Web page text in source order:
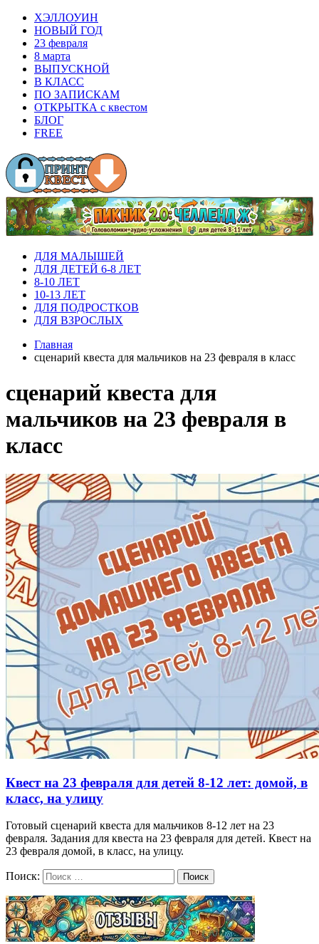
ХЭЛЛОУИН
НОВЫЙ ГОД
23 февраля
8 марта
ВЫПУСКНОЙ
В КЛАСС
ПО ЗАПИСКАМ
ОТКРЫТКА с квестом
БЛОГ
FREE
ДЛЯ МАЛЫШЕЙ
ДЛЯ ДЕТЕЙ 6-8 ЛЕТ
8-10 ЛЕТ
10-13 ЛЕТ
ДЛЯ ПОДРОСТКОВ
ДЛЯ ВЗРОСЛЫХ
Главная
сценарий квеста для мальчиков на 23 февраля в класс
сценарий квеста для
мальчиков на 23 февраля в
класс
Квест на 23 февраля для детей 8-12 лет: домой, в
класс, на улицу
Готовый сценарий квеста для мальчиков 8-12 лет на 23
февраля. Задания для квеста на 23 февраля для детей. Квест на
23 февраля домой, в класс, на улицу.
Поиск: Поиск